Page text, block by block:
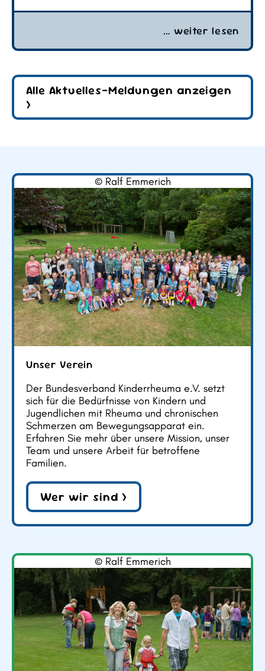
… weiter lesen
Alle Aktuelles-Meldungen anzeigen
>
Unser Verein
Der Bundesverband Kinderrheuma e.V. setzt
sich für die Bedürfnisse von Kindern und
Jugendlichen mit Rheuma und chronischen
Schmerzen am Bewegungsapparat ein.
Erfahren Sie mehr über unsere Mission, unser
Team und unsere Arbeit für betroffene
Familien.
Wer wir sind >
© Ralf Emmerich
© Ralf Emmerich